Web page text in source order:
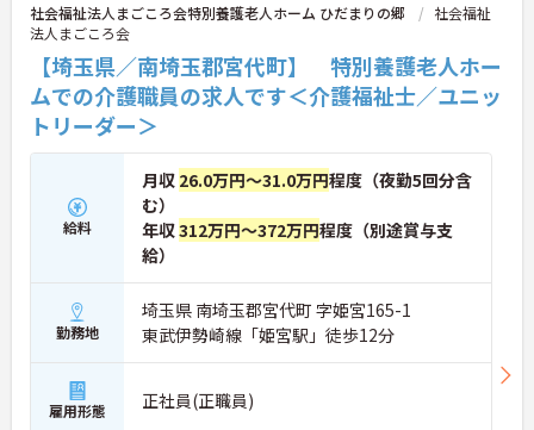
社会福祉法人まごころ会特別養護老人ホーム ひだまりの郷
社会福祉
法人まごころ会
【埼玉県／南埼玉郡宮代町】 特別養護老人ホー
ムでの介護職員の求人です＜介護福祉士／ユニッ
トリーダー＞
給料
月収 26.0万円～31.0万円程度（夜勤5回分含
む）
年収312万円～372万円程度（別途賞与支
給）
勤務地
埼玉県 南埼玉郡宮代町 字姫宮165-1
東武伊勢崎線「姫宮駅」徒歩12分
雇用形態 正社員(正職員)